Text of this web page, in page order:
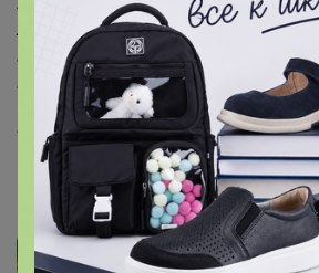
жасмин, пион, Лист черной
мадагаскарский розовый перец;
Виргинский кедр и ваниль.
Артикул 12853
Фотографии